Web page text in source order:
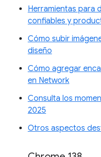
Herramientas para
confiables y
Cómo subir
diseño
Cómo agregar
en Network
Consulta los
2025
Otros aspectos